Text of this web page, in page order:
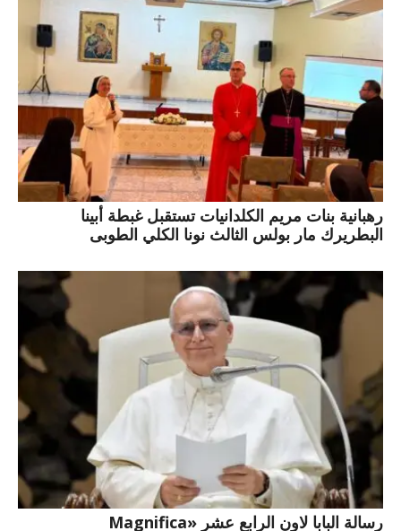
رهبانية بنات مريم الكلدانيات تستقبل غبطة أبينا
البطريرك مار بولس الثالث نونا الكلي الطوبى
رسالة البابا لاون الرابع عشر «Magnifica